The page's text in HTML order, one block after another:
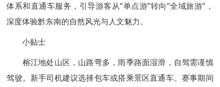
体系和直通车服务，引导游客从“单点游”转向“全域旅游”，
深度体验黔东南的自然风光与人文魅力。
小贴士
榕江地处山区，山路弯多，雨季路面湿滑，自驾需谨慎
驾驶。新手司机建议选择包车或搭乘景区直通车。赛事期间